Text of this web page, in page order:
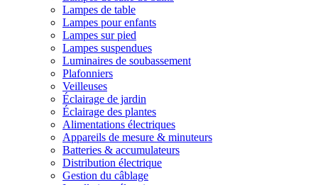
Lampes de table
Lampes pour enfants
Lampes sur pied
Lampes suspendues
Luminaires de soubassement
Plafonniers
Veilleuses
Éclairage de jardin
Éclairage des plantes
Alimentations électriques
Appareils de mesure & minuteurs
Batteries & accumulateurs
Distribution électrique
Gestion du câblage